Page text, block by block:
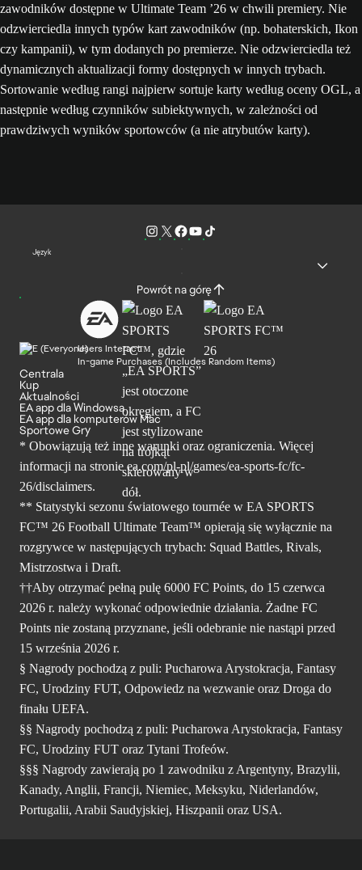
zawodników dostępne w Ultimate Team ’26 w chwili premiery. Nie
odzwierciedla innych typów kart zawodników (np. bohaterskich, Ikon
czy kampanii), w tym dodanych po premierze. Nie odzwierciedla też
dynamicznych aktualizacji formy dostępnych w innych trybach.
Sortowanie według rangi najpierw sortuje karty według oceny OGL, a
następnie według czynników subiektywnych, w zależności od
prawdziwych wyników sportowców (a nie atrybutów karty).
Język
Powrót na górę
Users Interact
In-game Purchases (Includes Random Items)
Centrala
Kup
Aktualności
EA app dla Windowsa
EA app dla komputerów Mac
Sportowe Gry
* Obowiązują też inne warunki oraz ograniczenia. Więcej
informacji na stronie ea.com/pl-pl/games/ea-sports-fc/fc-
26/disclaimers.
** Statystyki sezonu światowego tournée w EA SPORTS
FC™ 26 Football Ultimate Team™ opierają się wyłącznie na
rozgrywce w następujących trybach: Squad Battles, Rivals,
Mistrzostwa i Draft.
††Aby otrzymać pełną pulę 6000 FC Points, do 15 czerwca
2026 r. należy wykonać odpowiednie działania. Żadne FC
Points nie zostaną przyznane, jeśli odebranie nie nastąpi przed
15 września 2026 r.
§ Nagrody pochodzą z puli: Pucharowa Arystokracja, Fantasy
FC, Urodziny FUT, Odpowiedz na wezwanie oraz Droga do
finału UEFA.
§§ Nagrody pochodzą z puli: Pucharowa Arystokracja, Fantasy
FC, Urodziny FUT oraz Tytani Trofeów.
§§§ Nagrody zawierają po 1 zawodniku z Argentyny, Brazylii,
Kanady, Anglii, Francji, Niemiec, Meksyku, Niderlandów,
Portugalii, Arabii Saudyjskiej, Hiszpanii oraz USA.